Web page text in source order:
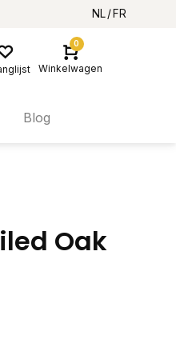
NL FR
0
Winkelwagen
Blog
Oak